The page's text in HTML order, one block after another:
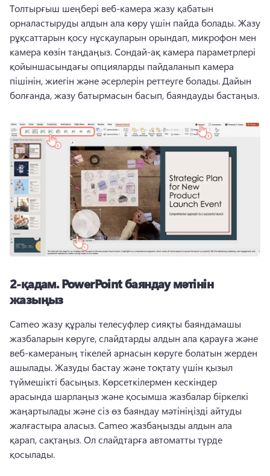
Толтырғыш шеңбері веб-камера жазу қабатын
орналастыруды алдын ала көру үшін пайда болады. Жазу
рұқсаттарын қосу нұсқауларын орындап, микрофон мен
камера көзін таңдаңыз. Сондай-ақ камера параметрлері
қойыншасындағы опцияларды пайдаланып камера
пішінін, жиегін және әсерлерін реттеуге болады. Дайын
2-қадам.PowerPoint баяндау мәтінін
жазыңыз
Cameo жазу құралы телесуфлер сияқты баяндамашы
жазбаларын көруге, слайдтарды алдын ала қарауға және
веб-камераның тікелей арнасын көруге болатын жерден
ашылады. Жазуды бастау және тоқтату үшін қызыл
түймешікті басыңыз. Көрсеткілермен кескіндер
арасында шарлаңыз және қосымша жазбалар біркелкі
жаңартылады және сіз өз баяндау мәтініңізді айтуды
жалғастыра аласыз. Cameo жазбаңызды алдын ала
қарап, сақтаңыз. Ол слайдтарға автоматты түрде
қосылады.